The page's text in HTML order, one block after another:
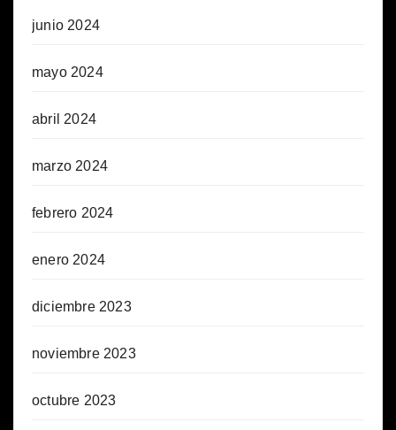
junio 2024
mayo 2024
abril 2024
marzo 2024
febrero 2024
enero 2024
diciembre 2023
noviembre 2023
octubre 2023